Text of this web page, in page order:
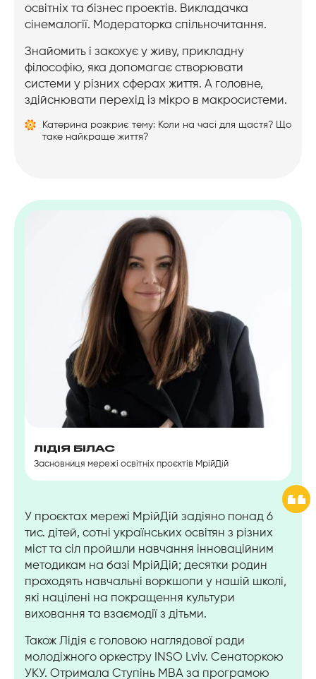
освітніх та бізнес проектів. Викладачка
сінемалогії. Модераторка спільночитання.
Знайомить і закохує у живу, прикладну
філософію, яка допомагає створювати
системи у різних сферах життя. А головне,
здійснювати перехід із мікро в макросистеми.
Катерина розкриє тему: Коли на часі для щастя? Що
таке найкраще життя?
ЛІДІЯ БІЛАС
Засновниця мережі освітніх проєктів МрійДій
У проєктах мережі МрійДій задіяно понад 6
тис. дітей, сотні українських освітян з різних
міст та сіл пройшли навчання інноваційним
методикам на базі МрійДій; десятки родин
проходять навчальні воркшопи у нашій школі,
які націлені на покращення культури
виховання та взаємодії з дітьми.
Також Лідія є головою наглядової ради
молодіжного оркестру INSO Lviv. Сенаторкою
УКУ. Отримала Ступінь МВА за програмою